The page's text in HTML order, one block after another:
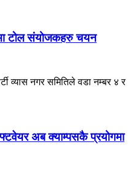
मा टोल संयोजकहरु चयन
व्यास नगर समितिले वडा नम्बर ४ र
अब क्याम्पसकै प्रयोगमा